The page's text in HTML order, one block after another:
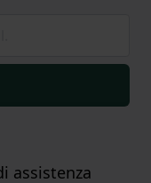
assistenza